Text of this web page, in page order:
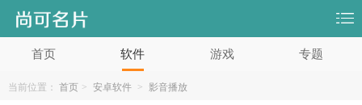
首页 软件 游戏 专题
当前位置： 首页 > 安卓软件 > 影音播放